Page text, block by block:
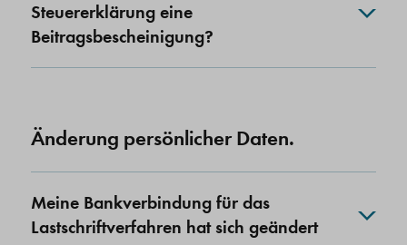
Steuererklärung eine
Beitragsbescheinigung?
Änderung persönlicher Daten.
Meine Bankverbindung für das
Lastschriftverfahren hat sich geändert